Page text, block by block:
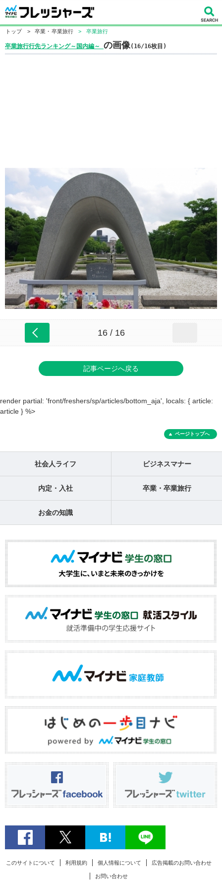
トップ > 卒業・卒業旅行 > 卒業旅行
卒業旅行行先ランキング～国内編～ の画像(16/16枚目)
16 / 16
記事ページへ戻る
render partial: 'front/freshers/sp/articles/bottom_aja', locals: { article:
article } %>
ページトップへ
社会人ライフ ビジネスマナー
内定・入社 卒業・卒業旅行
お金の知識
このサイトについて 利用規約 個人情報について 広告掲載のお問い合わせ
お問い合わせ